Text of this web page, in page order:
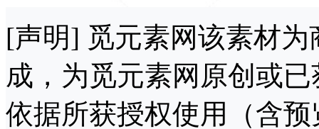
[声明] 觅元素网该素材
成，为觅元素网原创或
依据所获授权使用（含